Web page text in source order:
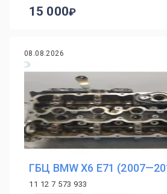
15 000
08.08.2026
ГБЦ BMW X6 E71
11 12 7 573 933